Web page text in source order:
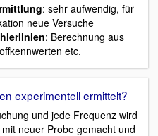
: sehr aufwendig, für
neue Versuche
: Berechnung aus
etc.
experimentell ermittelt?
und jede Frequenz wird
neuer Probe gemacht und